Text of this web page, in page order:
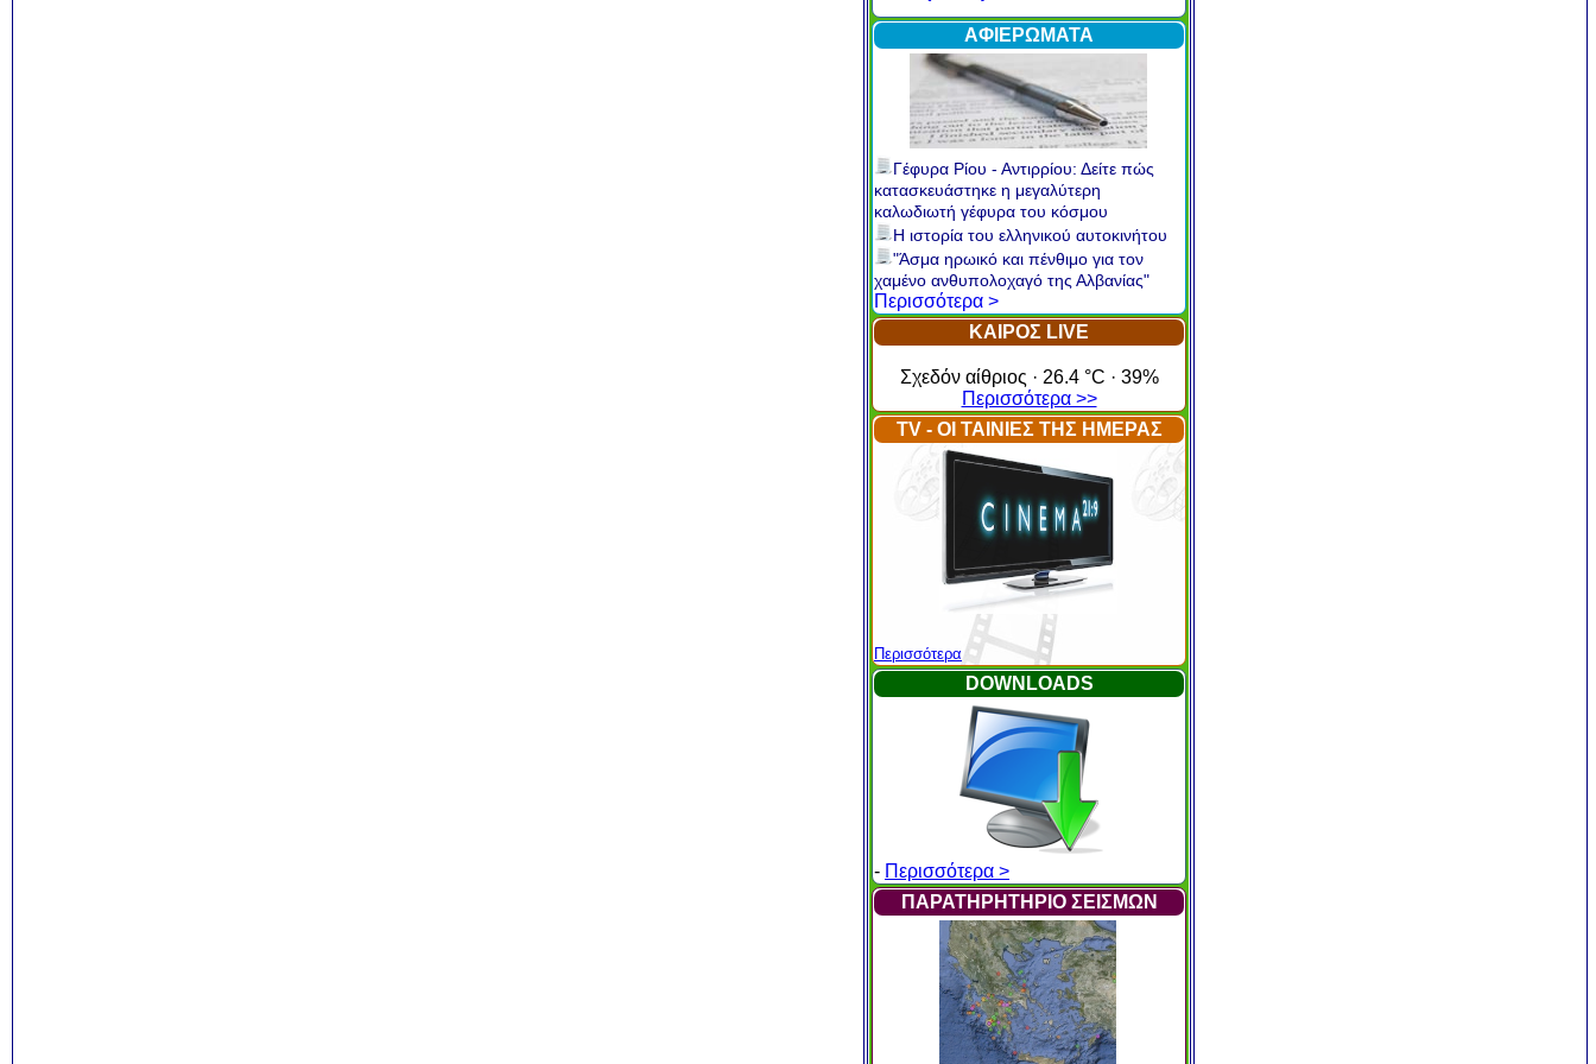
Περισσότερα >
ΑΦΙΕΡΩΜΑΤΑ
Γέφυρα Ρίου - Αντιρρίου: Δείτε πώς
κατασκευάστηκε η μεγαλύτερη
καλωδιωτή γέφυρα του κόσμου
Η ιστορία του ελληνικού αυτοκινήτου
"Άσμα ηρωικό και πένθιμο για τον
χαμένο ανθυπολοχαγό της Αλβανίας"
Περισσότερα >
ΚΑΙΡΟΣ LIVE
Σχεδόν αίθριος · 26.4 °C · 39%
Περισσότερα >>
TV - ΟΙ ΤΑΙΝΙΕΣ ΤΗΣ ΗΜΕΡΑΣ
Περισσότερα
DOWNLOADS
- Περισσότερα >
ΠΑΡΑΤΗΡΗΤΗΡΙΟ ΣΕΙΣΜΩΝ